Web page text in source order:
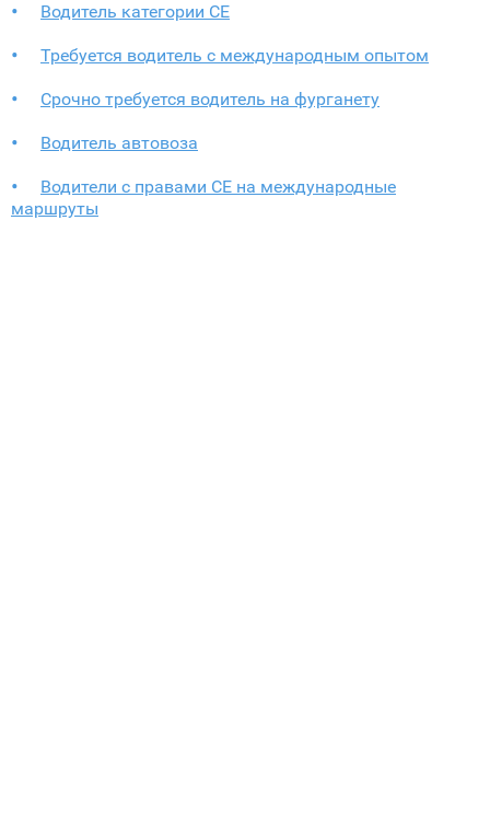
Водитель категории СЕ
Требуется водитель с международным опытом
Срочно требуется водитель на фурганету
Водитель автовоза
Водители с правами CE на международные
маршруты